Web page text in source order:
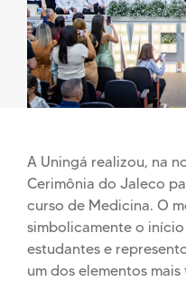
A Uningá realizou, na
Cerimônia do Jaleco
curso de Medicina. O
simbolicamente o
estudantes e
um dos elementos